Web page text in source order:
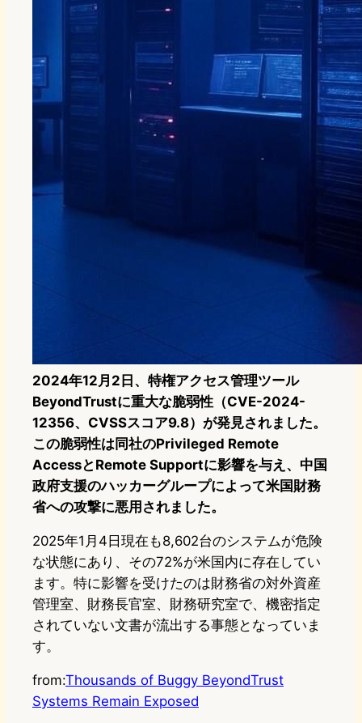
2024年12月2日、特権アクセス管理ツール
BeyondTrustに重大な脆弱性（CVE-2024-
12356、CVSSスコア9.8）が発見されました。
この脆弱性は同社のPrivileged Remote
AccessとRemote Supportに影響を与え、中国
政府支援のハッカーグループによって米国財務
省への攻撃に悪用されました。
2025年1月4日現在も8,602台のシステムが危険
な状態にあり、その72%が米国内に存在してい
ます。特に影響を受けたのは財務省の対外資産
管理室、財務長官室、財務研究室で、機密指定
されていない文書が流出する事態となっていま
す。
from:Thousands of Buggy BeyondTrust
Systems Remain Exposed